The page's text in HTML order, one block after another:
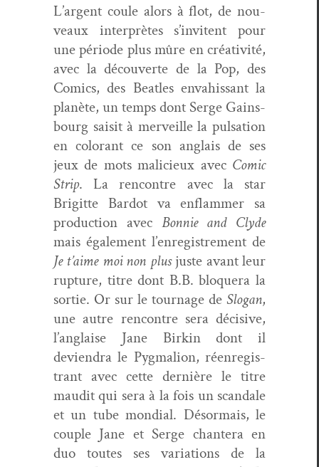
L’argent coule alors à flot, de nou­
veaux inter­prètes s’invitent pour
une péri­ode plus mûre en créa­tiv­ité,
avec la décou­verte de la Pop, des
Comics, des Bea­t­les envahissant la
planète, un temps dont Serge Gains­
bourg saisit à mer­veille la pul­sa­tion
en col­orant ce son anglais de ses
jeux de mots mali­cieux avec Com­ic
Strip. La ren­con­tre avec la star
Brigitte Bar­dot va enflam­mer sa
pro­duc­tion avec Bon­nie and Clyde
mais égale­ment l’enregistrement de
Je t’aime moi non plusjuste avant leur
rup­ture, titre dont B.B. blo­quera la
sor­tie. Or sur le tour­nage de Slo­gan,
une autre ren­con­tre sera déci­sive,
l’anglaise Jane Birkin dont il
devien­dra le Pyg­malion, réen­reg­is­
trant avec cette dernière le titre
mau­dit qui sera à la fois un scan­dale
et un tube mon­di­al. Désor­mais, le
cou­ple Jane et Serge chantera en
duo toutes ses vari­a­tions de la